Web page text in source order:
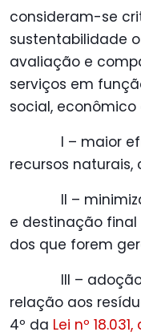
consideram-se
sustentabilidade
avaliação e
serviços em
social,
I – maior
recursos
II –
e destinação
dos que forem
III –
relação aos
4º da Lei nº